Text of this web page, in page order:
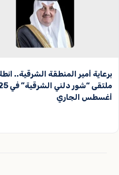
برعاية أمير المنطقة الشرقية..
ملتقى “شور دلني
أغسطس الجاري